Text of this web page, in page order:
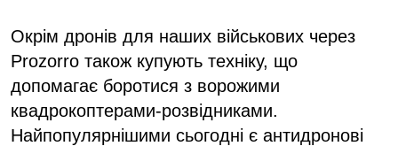
Окрім дронів для наших військових через
Prozorro також купують техніку, що
допомагає боротися з ворожими
квадрокоптерами-розвідниками.
Найпопулярнішими сьогодні є антидронові